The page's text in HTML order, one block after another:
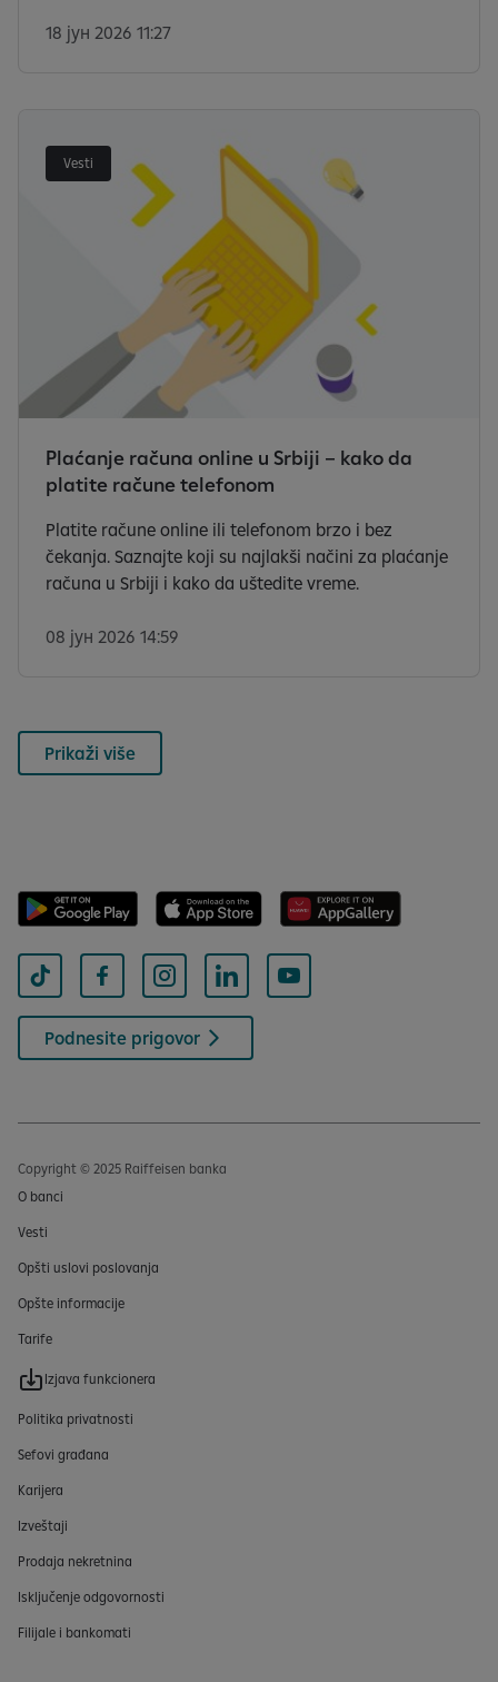
18 јун 2026 11:27
Vesti
Plaćanje računa online u Srbiji – kako da
platite račune telefonom
Platite račune online ili telefonom brzo i bez
čekanja. Saznajte koji su najlakši načini za plaćanje
računa u Srbiji i kako da uštedite vreme.
08 јун 2026 14:59
Prikaži više
Podnesite prigovor
Copyright © 2025 Raiffeisen banka
O banci
Vesti
Opšti uslovi poslovanja
Opšte informacije
Tarife
Izjava funkcionera
Politika privatnosti
Sefovi građana
Karijera
Izveštaji
Prodaja nekretnina
Isključenje odgovornosti
Filijale i bankomati